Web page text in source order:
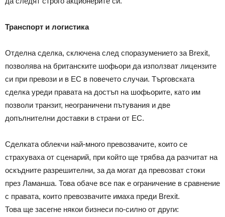
Транспорт и логистика
Отделна сделка, сключена след споразумението за Brexit,
позволява на британските шофьори да използват лицензите
си при превози и в ЕС в повечето случаи. Търговската
сделка уреди правата на достъп на шофьорите, като им
позволи транзит, неограничени пътувания и две
допълнителни доставки в страни от ЕС.
Сделката облекчи най-много превозвачите, които се
страхуваха от сценарий, при който ще трябва да разчитат на
оскъдните разрешителни, за да могат да превозват стоки
през Ламанша. Това обаче все пак е ограничение в сравнение
с правата, които превозвачите имаха преди Brexit.
Това ще засегне някои бизнеси по-силно от други: